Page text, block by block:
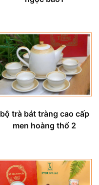
bộ trà bát tràng cao cấp
men hoàng thổ 2